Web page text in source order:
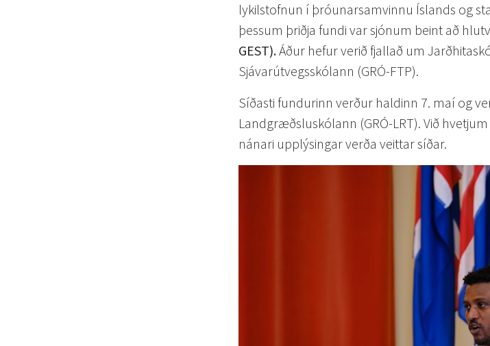
lykilstofnun í þróunarsamvinnu Íslands og
þessum þriðja fundi var sjónum beint að
GEST).Áður hefur verið fjallað um
Sjávarútvegsskólann (GRÓ-FTP).
Síðasti fundurinn verður haldinn 7. maí og
Landgræðsluskólann (GRÓ-LRT). Við
nánari upplýsingar verða veittar síðar.